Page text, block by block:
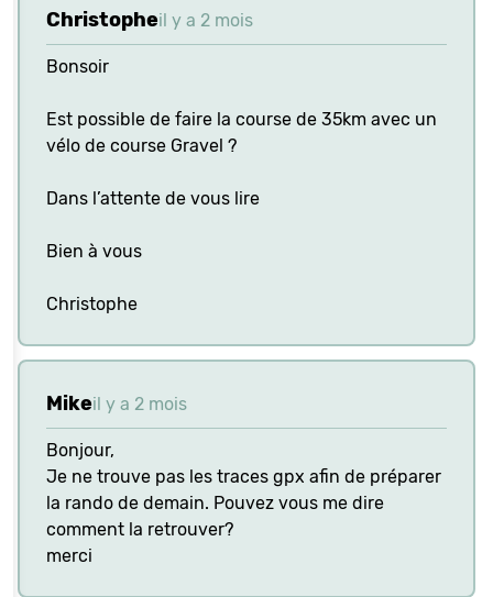
Christopheil y a 2 mois
Bonsoir
Est possible de faire la course de 35km avec un
vélo de course Gravel ?
Dans l’attente de vous lire
Bien à vous
Christophe
Mikeil y a 2 mois
Bonjour,
Je ne trouve pas les traces gpx afin de préparer
la rando de demain. Pouvez vous me dire
comment la retrouver?
merci